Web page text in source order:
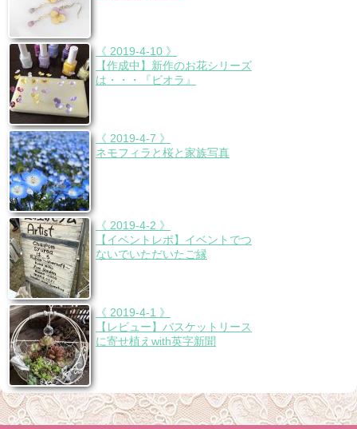
《 2019-4-10 》
【作成中】新作のお花シリーズ
は・・・『ビオラ』
《 2019-4-7 》
ネモフィラと桜と家族写真
《 2019-4-2 》
【イベントレポ】イベントでつ
ないでいただいたご縁
《 2019-4-1 》
【レビュー】バスケットリース
に寄せ植えwith英字新聞